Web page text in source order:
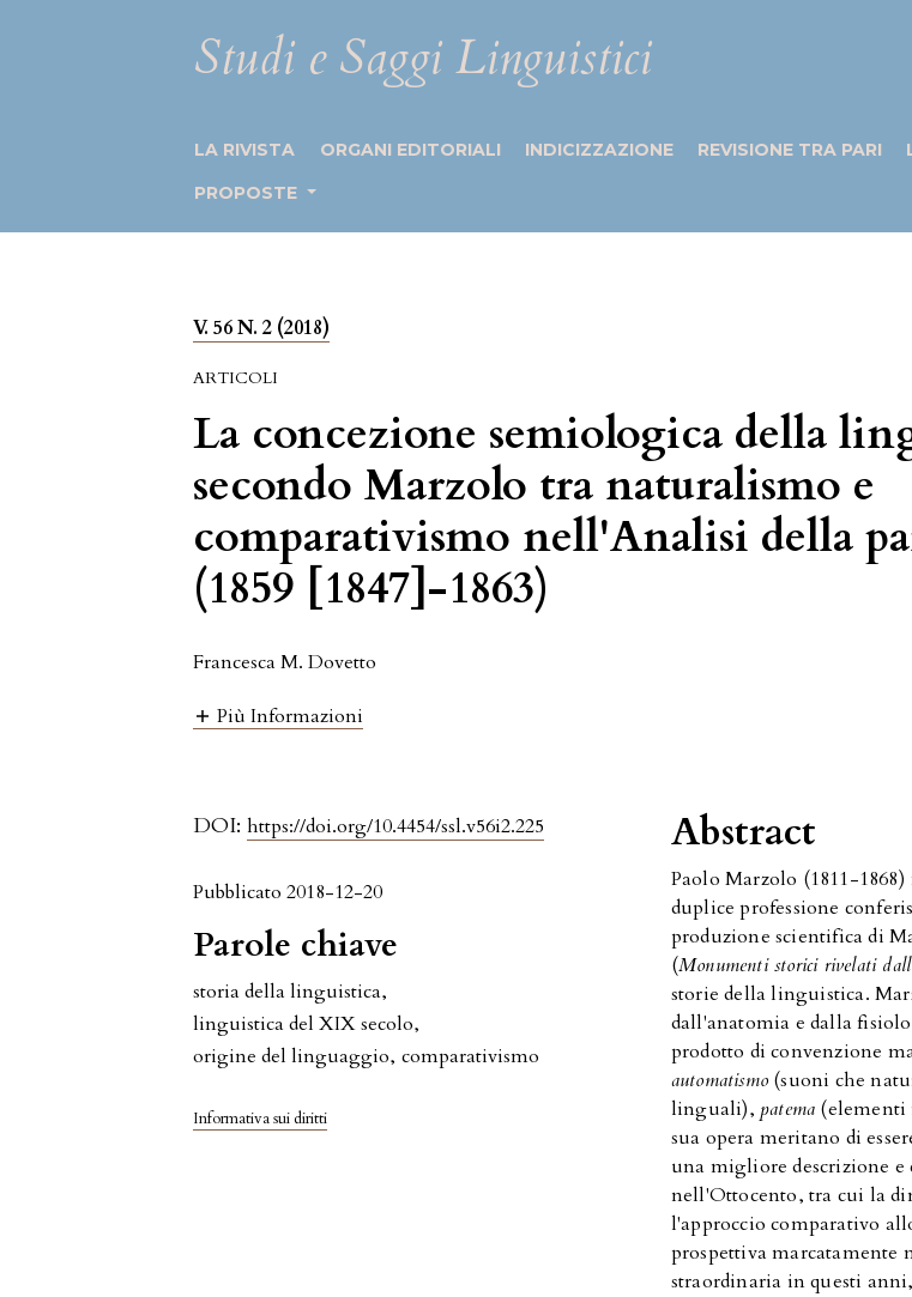
Studi e Saggi Linguistici
LA RIVISTA ORGANI EDITORIALI INDICIZZAZIONE REVISIONE TRA PARI
PROPOSTE
V. 56 N. 2 (2018)
ARTICOLI
La concezione semiologica della
secondo Marzolo tra naturalismo e
comparativismo nell'Analisi della
(1859 [1847]-1863)
Francesca M. Dovetto
Più Informazioni
DOI:https://doi.org/10.4454/ssl.v56i2.225
Pubblicato 2018-12-20
Parole chiave
storia della linguistica,
linguistica del XIX secolo,
origine del linguaggio, comparativismo
Informativa sui diritti
Abstract
Paolo Marzolo (1811-1868)
duplice professione
produzione scientifica di
(Monumenti storici rivelati
storie della linguistica.
dall'anatomia e dalla
prodotto di convenzione
automatismo (suoni che
linguali),patema
sua opera meritano di
una migliore descrizione
nell'Ottocento, tra cui la
l'approccio comparativo
prospettiva marcatamente
straordinaria in questi